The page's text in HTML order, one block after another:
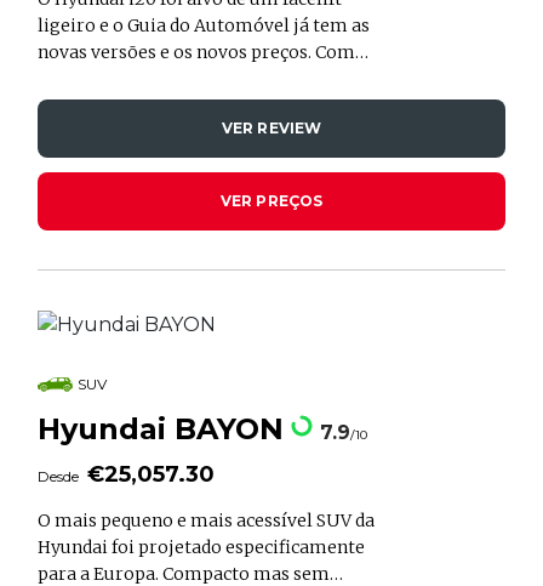
ligeiro e o Guia do Automóvel já tem as
novas versões e os novos preços. Com
continua discreto mas muito
VER REVIEW
VER PREÇOS
SUV
Hyundai BAYON 7.9/10
Desde €25,057.30
O mais pequeno e mais acessível SUV da
Hyundai foi projetado especificamente
para a Europa. Compacto mas sem